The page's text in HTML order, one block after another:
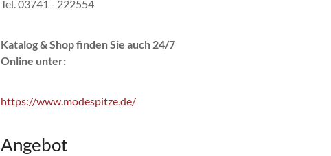
Tel. 03741 - 222554
Katalog & Shop finden Sie auch 24/7
Online unter:
https://www.modespitze.de/
Angebot